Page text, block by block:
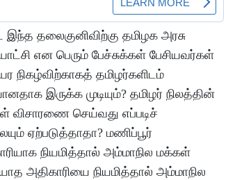
இந்த தலைகுனிவிற்கு தமிழக அரசு
என பெரும் பேச்சுக்கள் பேசியவர்கள்
நிகழ்விற்காகத் தமிழர்களிடம்
இருக்க முடியும்? தமிழர் நிலத்தின்
விசாரணை செய்வது எப்படிச்
ஏற்படுத்தாதா? மணிப்பூர்
நியமித்தால் அம்மாநில மக்கள்
அதிகாரியை நியமித்தால் அம்மாநில